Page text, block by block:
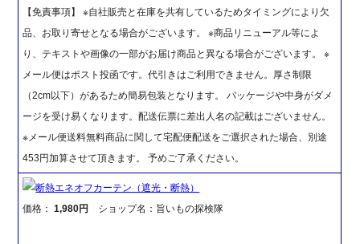
【免責事項】 ※自社販売と在庫を共有しているためタイミングにより欠
品、お取り寄せとなる場合がございます。 ※商品リニューアル等によ
り、テキストや画像の一部がお届け商品と異なる場合がございます。 ※
メール便はポスト投函です。代引きはご利用できません。厚さ制限
（2cm以下）があるため簡易包装となります。 パッケージや中身がダメ
ージを受け易くなります。配送伝票に差出人名の記載はございません。
※メール便送料無料商品に関して宅配便配送をご選択された場合、別途
453円加算させて頂きます。 予めご了承ください。
断熱エネオフカーテン（遮光・断熱）
価格：1,980円 ショップ名：旨いもの探検隊